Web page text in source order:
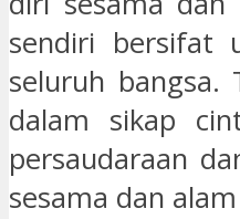
sendiri bersifat
seluruh bangsa.
dalam sikap
persaudaraan
sesama dan